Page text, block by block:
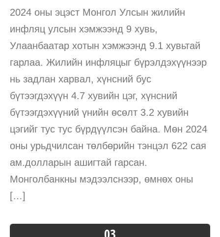
2024 оны эцэст Монгол Улсын жилийн
инфляц улсын хэмжээнд 9 хувь,
Улаанбаатар хотын хэмжээнд 9.1 хувьтай
гарлаа. Жилийн инфляцыг бүрэлдэхүүнээр
нь задлан харвал, хүнсний бус
бүтээгдэхүүн 4.7 хувийн цэг, хүнсний
бүтээгдэхүүний үнийн өсөлт 3.2 хувийн
цэгийг тус тус бүрдүүлсэн байна. Мөн 2024
оны урьдчилсан төлбөрийн тэнцэл 622 сая
ам.долларын ашигтай гарсан.
Монголбанкны мэдээлснээр, өмнөх оны
[…]